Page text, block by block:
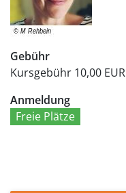
Gebühr
Kursgebühr 10,00 EUR
Anmeldung
Freie Plätze